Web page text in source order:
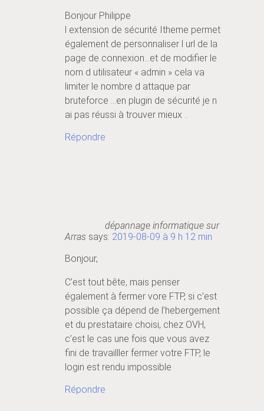
Bonjour Philippe
l extension de sécurité Itheme permet
également de personnaliser l url de la
page de connexion…et de modifier le
nom d utilisateur « admin » cela va
limiter le nombre d attaque par
bruteforce …en plugin de sécurité je n
ai pas réussi à trouver mieux ..
Répondre
dépannage informatique sur
Arras says: 2019-08-09 à 9 h 12 min
Bonjour,
C’est tout bête, mais penser
également à fermer vore FTP, si c’est
possible ça dépend de l’hebergement
et du prestataire choisi, chez OVH,
c’est le cas une fois que vous avez
fini de travailller fermer votre FTP, le
login est rendu impossible
Répondre